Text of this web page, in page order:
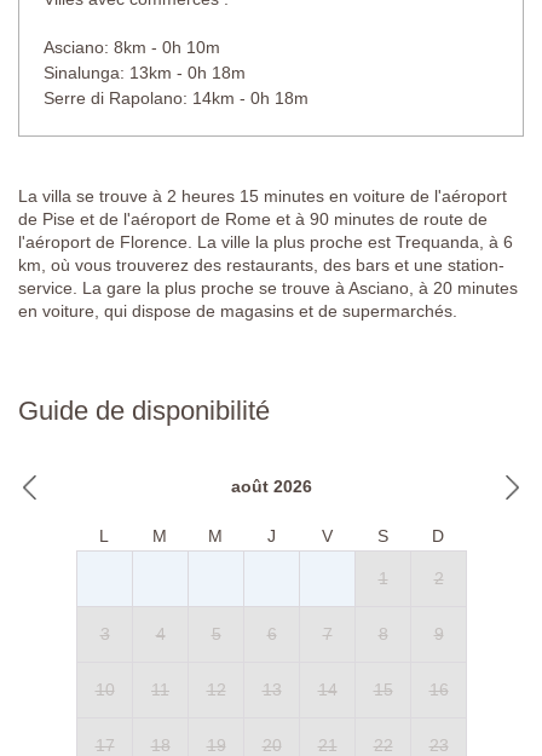
climatisation.
Salle de bain attenante
Lit double (ne peut pas être converti en lits jumeaux), tables de
chevet, armoire, réfrigérateur, chaises, commode, moustiquaires,
climatisation.
Salle de bain attenante
Baignoire avec attachement de douche, lavabo, bidet, toilettes.
Largeur : 10 mètres
Ouverture : avril à octobre
Meublée : chaises longues et parasols
Asciano: 8km - 0h 10m
Sinalunga: 13km - 0h 18m
Serre di Rapolano: 14km - 0h 18m
La villa se trouve à 2 heures 15 minutes en voiture de l'aéroport
de Pise et de l'aéroport de Rome et à 90 minutes de route de
l'aéroport de Florence. La ville la plus proche est Trequanda, à 6
km, où vous trouverez des restaurants, des bars et une station-
service. La gare la plus proche se trouve à Asciano, à 20 minutes
en voiture, qui dispose de magasins et de supermarchés.
Guide de disponibilité
août 2026
L M M J V S D
1 2
3 4 5 6 7 8 9
10 11 12 13 14 15 16
17 18 19 20 21 22 23